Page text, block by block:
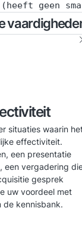
geen
situaties waarin
effectiviteit.
een presentatie
een vergadering
gesprek
uw voordeel met
de kennisbank.